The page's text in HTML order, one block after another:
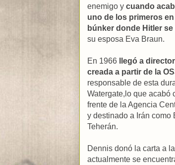
enemigo y cuando
uno de los primeros en
búnker donde Hitler
su esposa Eva Braun.
En 1966
llegó a
creada a partir de la
responsable de esta
Watergate,lo que acabó
frente de la Agencia
y destinado a Irán como
Teherán.
Dennis donó la carta a
actualmente se